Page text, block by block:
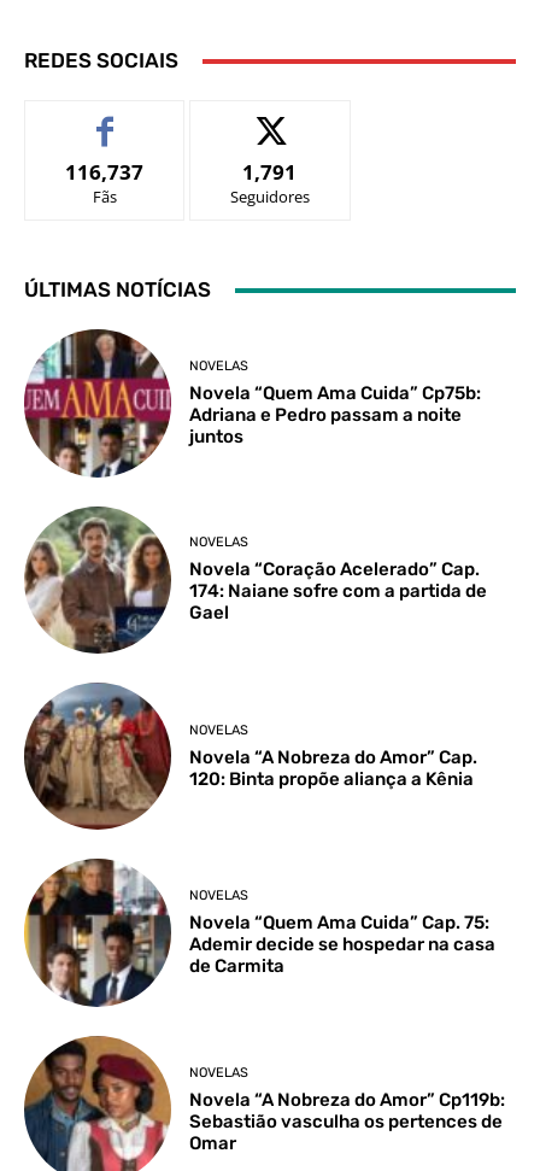
REDES SOCIAIS
116,737
Fãs
1,791
Seguidores
ÚLTIMAS NOTÍCIAS
NOVELAS
Novela “Quem Ama Cuida” Cp75b:
Adriana e Pedro passam a noite
juntos
NOVELAS
Novela “Coração Acelerado” Cap.
174: Naiane sofre com a partida de
Gael
NOVELAS
Novela “A Nobreza do Amor” Cap.
120: Binta propõe aliança a Kênia
NOVELAS
Novela “Quem Ama Cuida” Cap. 75:
Ademir decide se hospedar na casa
de Carmita
NOVELAS
Novela “A Nobreza do Amor” Cp119b:
Sebastião vasculha os pertences de
Omar